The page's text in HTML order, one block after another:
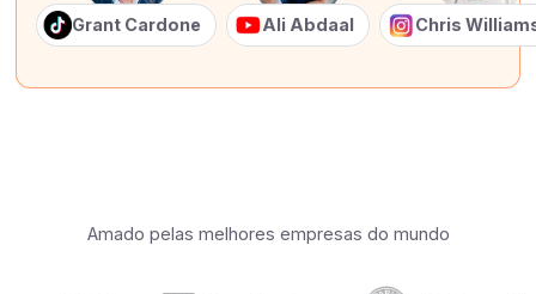
Grant Cardone Ali Abdaal Chris
Amado pelas melhores empresas do mundo